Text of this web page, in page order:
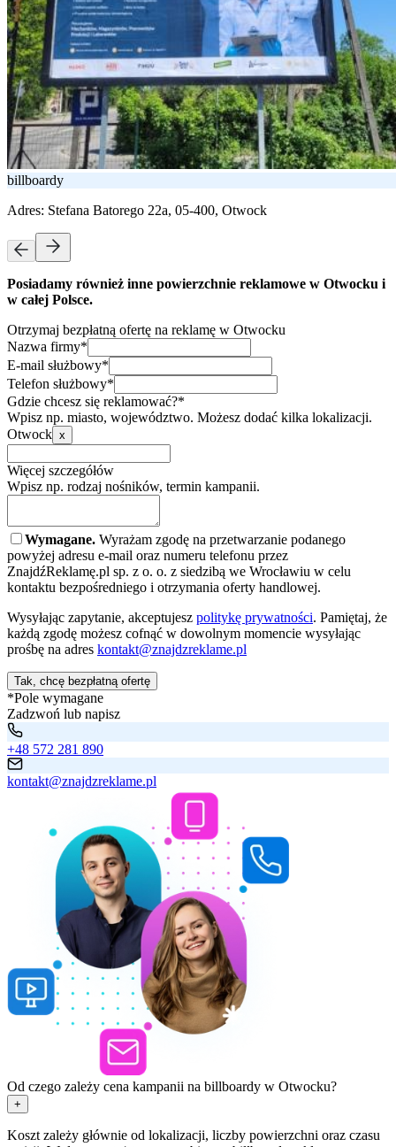
billboardy
Adres: Stefana Batorego 22a, 05-400, Otwock
Posiadamy również inne powierzchnie reklamowe w Otwocku i
w całej Polsce.
Otrzymaj bezpłatną ofertę na reklamę w Otwocku
Nazwa firmy*
E-mail służbowy*
Telefon służbowy*
Gdzie chcesz się reklamować?*
Wpisz np. miasto, województwo. Możesz dodać kilka lokalizacji.
Otwock x
Więcej szczegółów
Wpisz np. rodzaj nośników, termin kampanii.
Wymagane. Wyrażam zgodę na przetwarzanie podanego
powyżej adresu e-mail oraz numeru telefonu przez
ZnajdźReklamę.pl sp. z o. o. z siedzibą we Wrocławiu w celu
kontaktu bezpośredniego i otrzymania oferty handlowej.
Wysyłając zapytanie, akceptujesz politykę prywatności. Pamiętaj, że
każdą zgodę możesz cofnąć w dowolnym momencie wysyłając
prośbę na adres kontakt@znajdzreklame.pl
Tak, chcę bezpłatną ofertę
*Pole wymagane
Zadzwoń lub napisz
+48 572 281 890
kontakt@znajdzreklame.pl
Od czego zależy cena kampanii na billboardy w Otwocku?
+
Koszt zależy głównie od lokalizacji, liczby powierzchni oraz czasu